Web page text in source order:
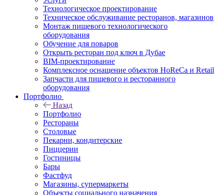
Технологическое проектирование
Техническое обслуживание ресторанов, магазинов
Монтаж пищевого технологического
оборудования
Обучение для поваров
Открыть ресторан под ключ в Дубае
BIM-проектирование
Комплексное оснащение объектов HoReCa и Retail
Запчасти для пищевого и ресторанного
оборудования
Портфолио
Назад
Портфолио
Рестораны
Столовые
Пекарни, кондитерские
Пиццерии
Гостиницы
Бары
Фастфуд
Магазины, супермаркеты
Объекты социального назначения